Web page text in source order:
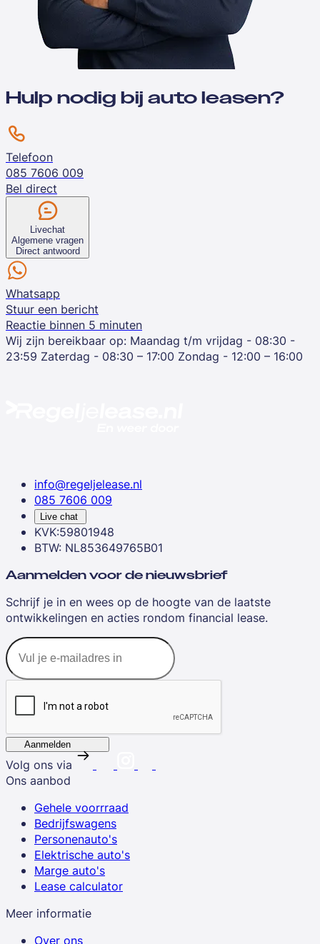
Hulp nodig bij auto leasen?
Telefoon
085 7606 009
Bel direct
Livechat
Algemene vragen
Direct antwoord
Whatsapp
Stuur een bericht
Reactie binnen 5 minuten
Wij zijn bereikbaar op: Maandag t/m vrijdag - 08:30 -
23:59 Zaterdag - 08:30 – 17:00 Zondag - 12:00 – 16:00
info@regeljelease.nl
085 7606 009
Live chat
KVK:59801948
BTW: NL853649765B01
Aanmelden voor de nieuwsbrief
Schrijf je in en wees op de hoogte van de laatste
ontwikkelingen en acties rondom financial lease.
Aanmelden
Volg ons via
Ons aanbod
Gehele voorrraad
Bedrijfswagens
Personenauto's
Elektrische auto's
Marge auto's
Lease calculator
Meer informatie
Over ons